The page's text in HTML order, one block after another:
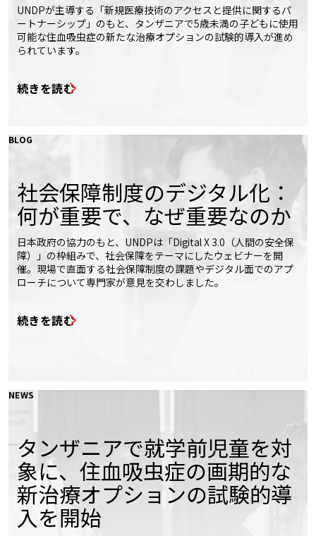
UNDPが主導する「新規医療技術のアクセスと提供に関するパ
ートナーシップ」のもと、タンザニアで5歳未満の子どもに使用
可能な住血吸虫症の新たな治療オプションの試験的導入が進め
られています。
続きを読む
BLOG
社会保障制度のデジタル化：
何が重要で、なぜ重要なのか
日本政府の協力のもと、UNDPは「Digital X 3.0（人間の安全保
障）」の枠組みで、社会保障をテーマにしたウェビナーを開
催。現場で直面する社会保障制度の課題やデジタル面でのアプ
ローチについて専門家が意見を交わしました。
続きを読む
NEWS
タンザニアで就学前児童を対
象に、住血吸虫症の画期的な
新治療オプションの試験的導
入を開始